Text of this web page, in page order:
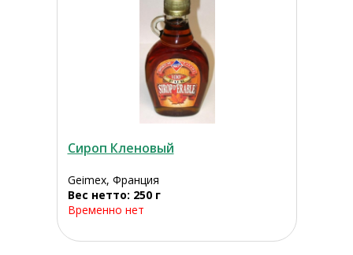
Сироп Кленовый
Geimex, Франция
Вес нетто: 250 г
Временно нет